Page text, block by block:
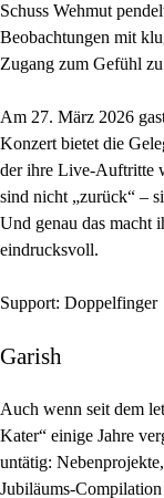
Schuss Wehmut
Beobachtungen mit
Zugang zum Gefühl
Am 27. März 2026
Konzert bietet die
der ihre Live-Auftritte
sind nicht „zurück“ –
Und genau das macht
eindrucksvoll.
Support: Doppelfinger
Garish
Auch wenn seit dem
Kater“ einige Jahre
untätig:
Jubiläums-